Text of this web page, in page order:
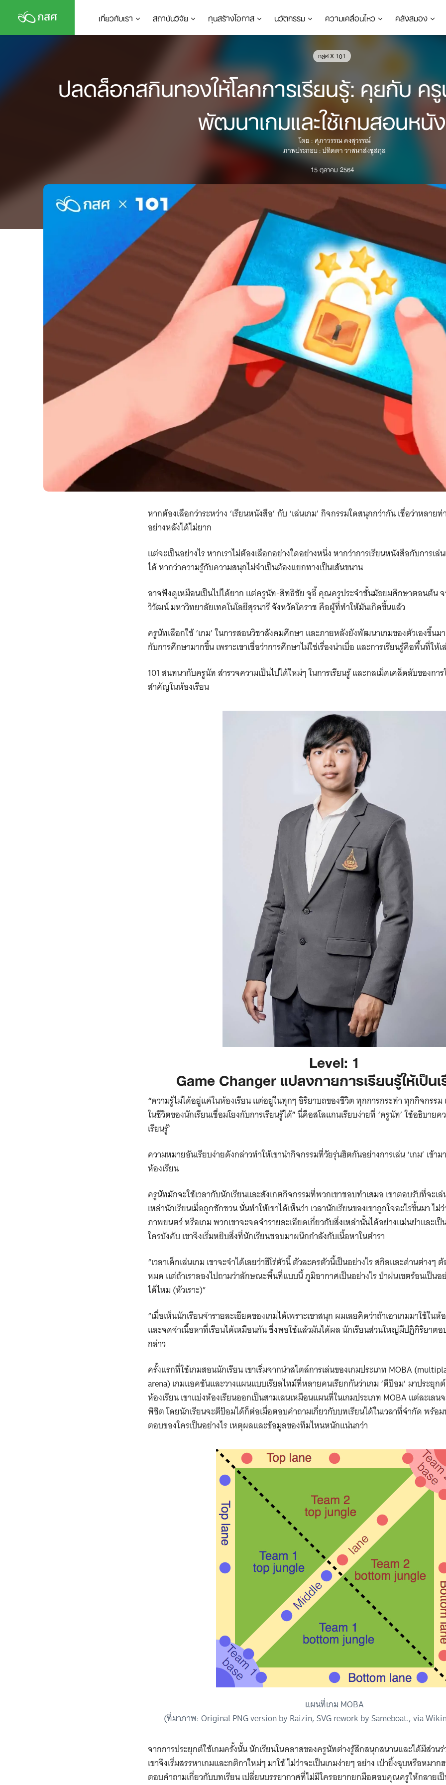
content
เกี่ยวกับเรา สถาบันวิจัย ทุนสร้างโอกาส นวัตกรรม ความเคลื่อนไหว คลังสมอง
Search
กสศ X 101
ปลดล็อกสกินทองให้โลกการเรียนรู้: คุยกับ
พัฒนาเกมและใช้เกมสอนหนั
โดย : ศุภาวรรณ คงสุวรรณ์
ภาพประกอบ : ปทิตตา วาสนาส่งชูสกุล
15 ตุลาคม 2564
หากต้องเลือกว่าระหว่าง ‘เรียนหนังสือ’ กับ ‘เล่นเกม’ กิจกรรมใดสนุกกว่ากัน เชื่อว่าหลาย
อย่างหลังได้ไม่ยาก
แต่จะเป็นอย่างไร หากเราไม่ต้องเลือกอย่างใดอย่างหนึ่ง หากว่าการเรียนหนังสือกับการเ
ได้ หากว่าความรู้กับความสนุกไม่จำเป็นต้องแยกทางเป็นเส้นขนาน
อาจฟังดูเหมือนเป็นไปได้ยาก แต่ครูนัท-สิทธิชัย จูอี้ คุณครูประจำชั้นมัธยมศึกษาตอนต้น จ
วิวัฒน์ มหาวิทยาลัยเทคโนโลยีสุรนารี จังหวัดโคราช คือผู้ที่ทำให้มันเกิดขึ้นแล้ว
ครูนัทเลือกใช้ ‘เกม’ ในการสอนวิชาสังคมศึกษา และภายหลังยังพัฒนาเกมของตัวเองขึ้นม
กับการศึกษามากขึ้น เพราะเขาเชื่อว่าการศึกษาไม่ใช่เรื่องน่าเบื่อ และการเรียนรู้คือพื้นที่ให้
101 สนทนากับครูนัท สำรวจความเป็นไปได้ใหม่ๆ ในการเรียนรู้ และกลเม็ดเคล็ดลับของกา
สำคัญในห้องเรียน
Level: 1
Game Changer แปลงกายการเรียนรู้ให้เป็น
“ความรู้ไม่ได้อยู่แค่ในห้องเรียน แต่อยู่ในทุกๆ อิริยาบถของชีวิต ทุกการกระทำ ทุกกิจกรรม
ในชีวิตของนักเรียนเชื่อมโยงกับการเรียนรู้ได้”นี่คือสโลแกนเรียบง่ายที่ ‘ครูนัท’ ใช้อธิบายค
เรียนรู้’
ความหมายอันเรียบง่ายดังกล่าวทำให้เขานำกิจกรรมที่วัยรุ่นฮิตกันอย่างการเล่น ‘เกม’ เข้า
ห้องเรียน
ครูนัทมักจะใช้เวลากับนักเรียนและสังเกตกิจกรรมที่พวกเขาชอบทำเสมอ เขาตอบรับที่จะเ
เหล่านักเรียนเมื่อถูกชักชวน นั่นทำให้เขาได้เห็นว่า เวลานักเรียนของเขาถูกใจอะไรขึ้นมา ไม่
ภาพยนตร์ หรือเกม พวกเขาจะจดจำรายละเอียดเกี่ยวกับสิ่งเหล่านั้นได้อย่างแม่นยำและเ
ใครบังคับ เขาจึงเริ่มหยิบสิ่งที่นักเรียนชอบมาผนึกกำลังกับเนื้อหาในตำรา
“เวลาเด็กเล่นเกม เขาจะจำได้เลยว่าฮีโร่ตัวนี้ ตัวละครตัวนี้เป็นอย่างไร สกิลและด่านต่างๆ ต้
หมด แต่ถ้าเราลองไปถามว่าลักษณะพื้นที่แบบนี้ ภูมิอากาศเป็นอย่างไร ป่าฝนเขตร้อนเป็นอ
ได้ไหม (หัวเราะ)”
“เมื่อเห็นนักเรียนจำรายละเอียดของเกมได้เพราะเขาสนุก ผมเลยคิดว่าถ้าเอาเกมมาใช้ในห้
และจดจำเนื้อหาที่เรียนได้เหมือนกัน ซึ่งพอใช้แล้วมันได้ผล นักเรียนส่วนใหญ่มีปฏิกิริยาต
กล่าว
ครั้งแรกที่ใช้เกมสอนนักเรียน เขาเริ่มจากนำสไตล์การเล่นของเกมประเภท MOBA
arena) เกมแอคชันและวางแผนแบบเรียลไทม์ที่หลายคนเรียกกันว่าเกม ‘ตีป้อม’ มาประยุก
ห้องเรียน เขาแบ่งห้องเรียนออกเป็นสามเลนเหมือนแผนที่ในเกมประเภท MOBA แต่ละเล
พิชิต โดยนักเรียนจะตีป้อมได้ก็ต่อเมื่อตอบคำถามเกี่ยวกับบทเรียนได้ในเวลาที่จำกัด พร้อ
ตอบของใครเป็นอย่างไร เหตุผลและข้อมูลของทีมไหนหนักแน่นกว่า
แผนที่เกม MOBA
(ที่มาภาพ: Original PNG version by Raizin, SVG rework by Sameboat., via
จากการประยุกต์ใช้เกมครั้งนั้น นักเรียนในคลาสของครูนัทต่างรู้สึกสนุกสนานและได้มีส่วน
เขาจึงเริ่มสรรหาเกมและกติกาใหม่ๆ มาใช้ ไม่ว่าจะเป็นเกมง่ายๆ อย่าง เป่ายิ้งฉุบหรือหม
ตอบคำถามเกี่ยวกับบทเรียน เปลี่ยนบรรยากาศที่ไม่มีใครอยากยกมือตอบคุณครูให้กลายเ